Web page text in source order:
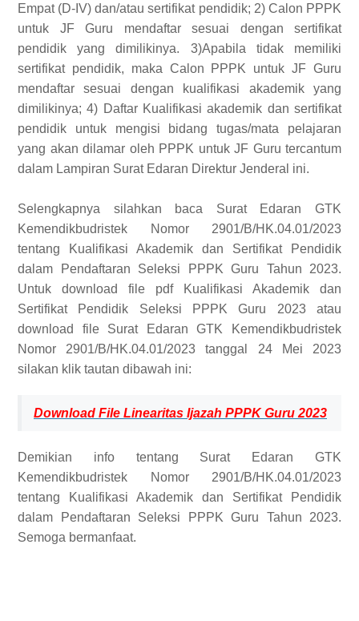
Empat (D-IV) dan/atau sertifikat pendidik; 2) Calon PPPK
untuk JF Guru mendaftar sesuai dengan sertifikat
pendidik yang dimilikinya. 3)Apabila tidak memiliki
sertifikat pendidik, maka Calon PPPK untuk JF Guru
mendaftar sesuai dengan kualifikasi akademik yang
dimilikinya; 4) Daftar Kualifikasi akademik dan sertifikat
pendidik untuk mengisi bidang tugas/mata pelajaran
yang akan dilamar oleh PPPK untuk JF Guru tercantum
dalam Lampiran Surat Edaran Direktur Jenderal ini.
Selengkapnya silahkan baca Surat Edaran GTK
Kemendikbudristek Nomor 2901/B/HK.04.01/2023
tentang Kualifikasi Akademik dan Sertifikat Pendidik
dalam Pendaftaran Seleksi PPPK Guru Tahun 2023.
Untuk download file pdf Kualifikasi Akademik dan
Sertifikat Pendidik Seleksi PPPK Guru 2023 atau
download file Surat Edaran GTK Kemendikbudristek
Nomor 2901/B/HK.04.01/2023 tanggal 24 Mei 2023
silakan klik tautan dibawah ini:
Download File Linearitas Ijazah PPPK Guru 2023
Demikian info tentang Surat Edaran GTK
Kemendikbudristek Nomor 2901/B/HK.04.01/2023
tentang Kualifikasi Akademik dan Sertifikat Pendidik
dalam Pendaftaran Seleksi PPPK Guru Tahun 2023.
Semoga bermanfaat.